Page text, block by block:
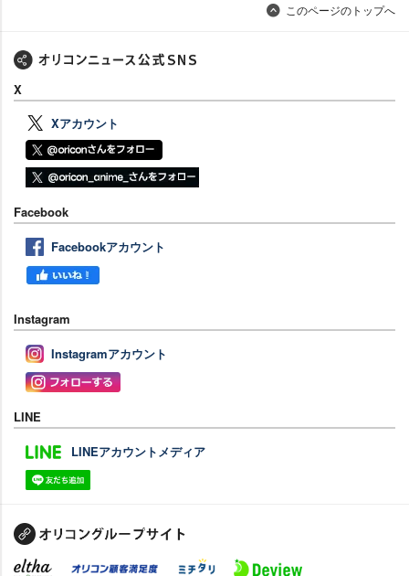
このページのトップへ
X
Xアカウント
Facebook
Facebookアカウント
Instagram
Instagramアカウント
LINE
LINEアカウントメディア